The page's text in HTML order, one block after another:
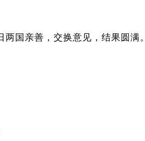
国亲善，交换意见，结果圆满。